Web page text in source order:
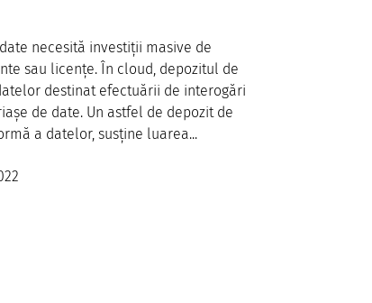
necesită investiții masive de
sau licențe. În cloud, depozitul de
destinat efectuării de interogări
de date. Un astfel de depozit de
a datelor, susține luarea...